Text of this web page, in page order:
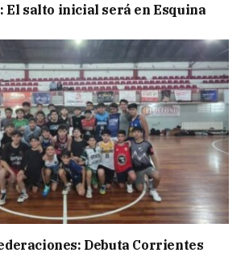
El salto inicial será en Esquina
Debuta Corrientes